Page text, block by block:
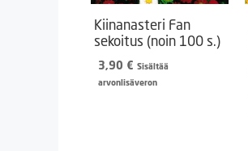
Kiinanasteri Fan
sekoitus (noin 100 s.)
3,90 € Sisältää
arvonlisäveron